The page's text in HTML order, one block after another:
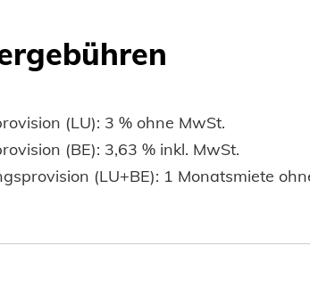
(LU): 3 % ohne MwSt.
(BE): 3,63 % inkl. MwSt.
(LU+BE): 1 Monatsmiete